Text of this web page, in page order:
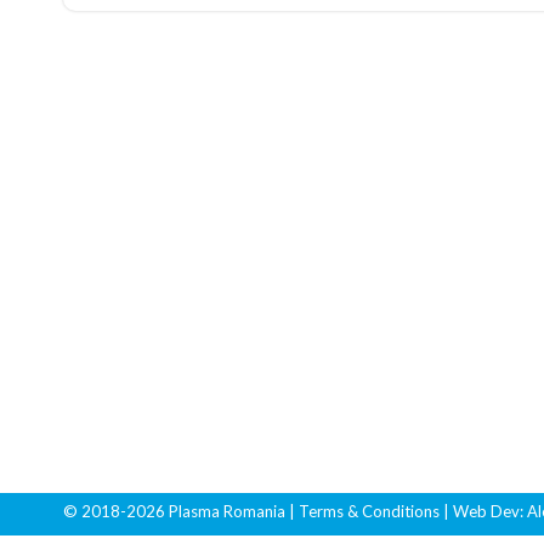
© 2018-2026 Plasma Romania | Terms & Conditions | Web Dev: